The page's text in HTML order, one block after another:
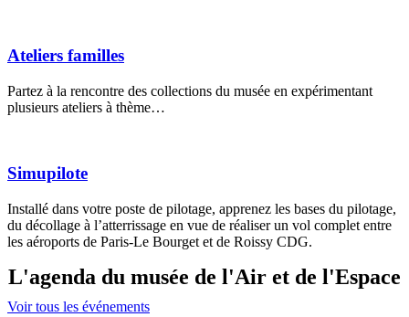
Ateliers familles
Partez à la rencontre des collections du musée en expérimentant
plusieurs ateliers à thème…
Simupilote
Installé dans votre poste de pilotage, apprenez les bases du pilotage,
du décollage à l’atterrissage en vue de réaliser un vol complet entre
les aéroports de Paris-Le Bourget et de Roissy CDG.
L'agenda du musée de l'Air et de l'Espace
Voir tous les événements